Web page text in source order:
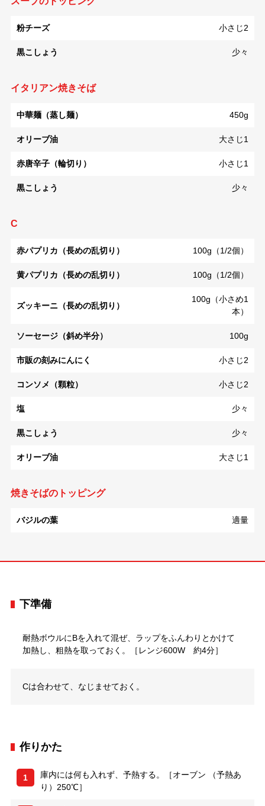
粉チーズ 小さじ2
黒こしょう 少々
イタリアン焼きそば
中華麺（蒸し麺） 450g
オリーブ油 大さじ1
赤唐辛子（輪切り） 小さじ1
黒こしょう 少々
C
赤パプリカ（長めの乱切り） 100g（1/2個）
黄パプリカ（長めの乱切り） 100g（1/2個）
ズッキーニ（長めの乱切り）
100g（小さめ1
本）
ソーセージ（斜め半分） 100g
市販の刻みにんにく 小さじ2
コンソメ（顆粒） 小さじ2
塩 少々
黒こしょう 少々
オリーブ油 大さじ1
焼きそばのトッピング
バジルの葉 適量
下準備
耐熱ボウルにBを入れて混ぜ、ラップをふんわりとかけて
加熱し、粗熱を取っておく。［レンジ600W 約4分］
Cは合わせて、なじませておく。
作りかた
1
庫内には何も入れず、予熱する。［オーブン （予熱あ
り）250℃］